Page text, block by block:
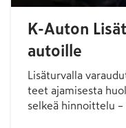
K-Auton
autoille
Lisäturvalla
teet ajamisesta
selkeä hinnoittelu